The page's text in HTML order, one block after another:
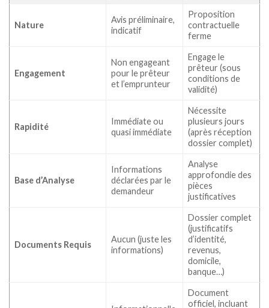
Nature
Avis préliminaire,
indicatif
Proposition
contractuelle
ferme
Engagement
Non engageant
pour le prêteur
et l’emprunteur
Engage le
prêteur (sous
conditions de
validité)
Rapidité
Immédiate ou
quasi immédiate
Nécessite
plusieurs jours
(après réception
dossier complet)
Base d’Analyse
Informations
déclarées par le
demandeur
Analyse
approfondie des
pièces
justificatives
Documents Requis
Aucun (juste les
informations)
Dossier complet
(justificatifs
d’identité,
revenus,
domicile,
banque…)
Document
officiel, incluant